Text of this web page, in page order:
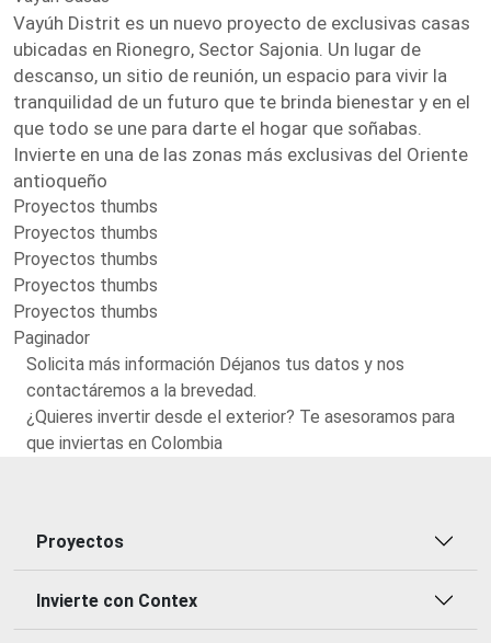
Vayúh Distrit es un nuevo proyecto de exclusivas casas
ubicadas en Rionegro, Sector Sajonia. Un lugar de
descanso, un sitio de reunión, un espacio para vivir la
tranquilidad de un futuro que te brinda bienestar y en el
que todo se une para darte el hogar que soñabas.
Invierte en una de las zonas más exclusivas del Oriente
antioqueño
Proyectos thumbs
Proyectos thumbs
Proyectos thumbs
Proyectos thumbs
Proyectos thumbs
Paginador
Solicita más información Déjanos tus datos y nos
contactáremos a la brevedad.
¿Quieres invertir desde el exterior? Te asesoramos para
que inviertas en Colombia
Proyectos
Invierte con Contex